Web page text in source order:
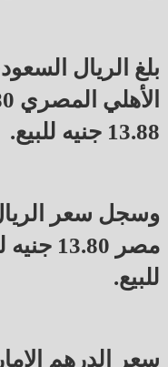
بلغ الريال
13.88 جنيه للبيع.
وسجل سعر
للبيع.
سعر الدرهم